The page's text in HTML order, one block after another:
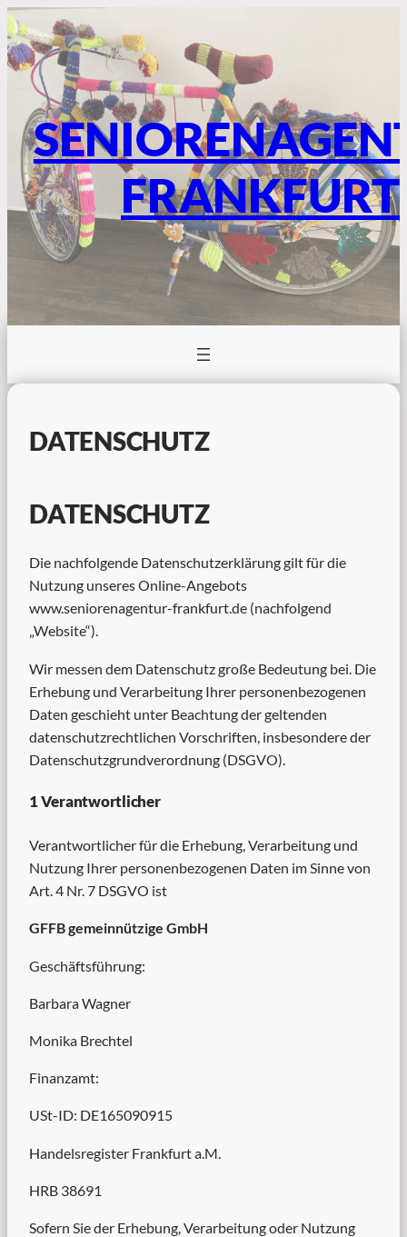
FRANKFURT
DATENSCHUTZ
DATENSCHUTZ
Die nachfolgende Datenschutzerklärung gilt für die
Nutzung unseres Online-Angebots
www.seniorenagentur-frankfurt.de (nachfolgend
„Website“).
Wir messen dem Datenschutz große Bedeutung bei. Die
Erhebung und Verarbeitung Ihrer personenbezogenen
Daten geschieht unter Beachtung der geltenden
datenschutzrechtlichen Vorschriften, insbesondere der
Datenschutzgrundverordnung (DSGVO).
1 Verantwortlicher
Verantwortlicher für die Erhebung, Verarbeitung und
Nutzung Ihrer personenbezogenen Daten im Sinne von
Art. 4 Nr. 7 DSGVO ist
GFFB gemeinnützige GmbH
Geschäftsführung:
Barbara Wagner
Monika Brechtel
Finanzamt:
USt-ID: DE165090915
Handelsregister Frankfurt a.M.
HRB 38691
Sofern Sie der Erhebung, Verarbeitung oder Nutzung